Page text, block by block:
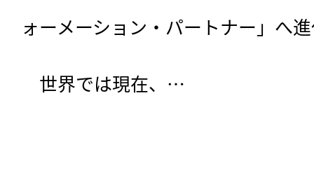
ォーメーション・パートナー」へ
世界では現在、…